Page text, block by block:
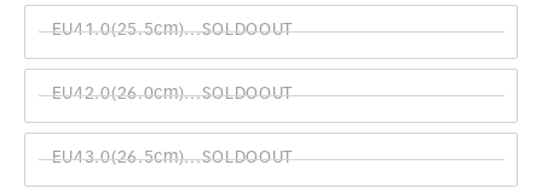
EU41.0(25.5cm)...SOLDOOUT
EU42.0(26.0cm)...SOLDOOUT
EU43.0(26.5cm)...SOLDOOUT